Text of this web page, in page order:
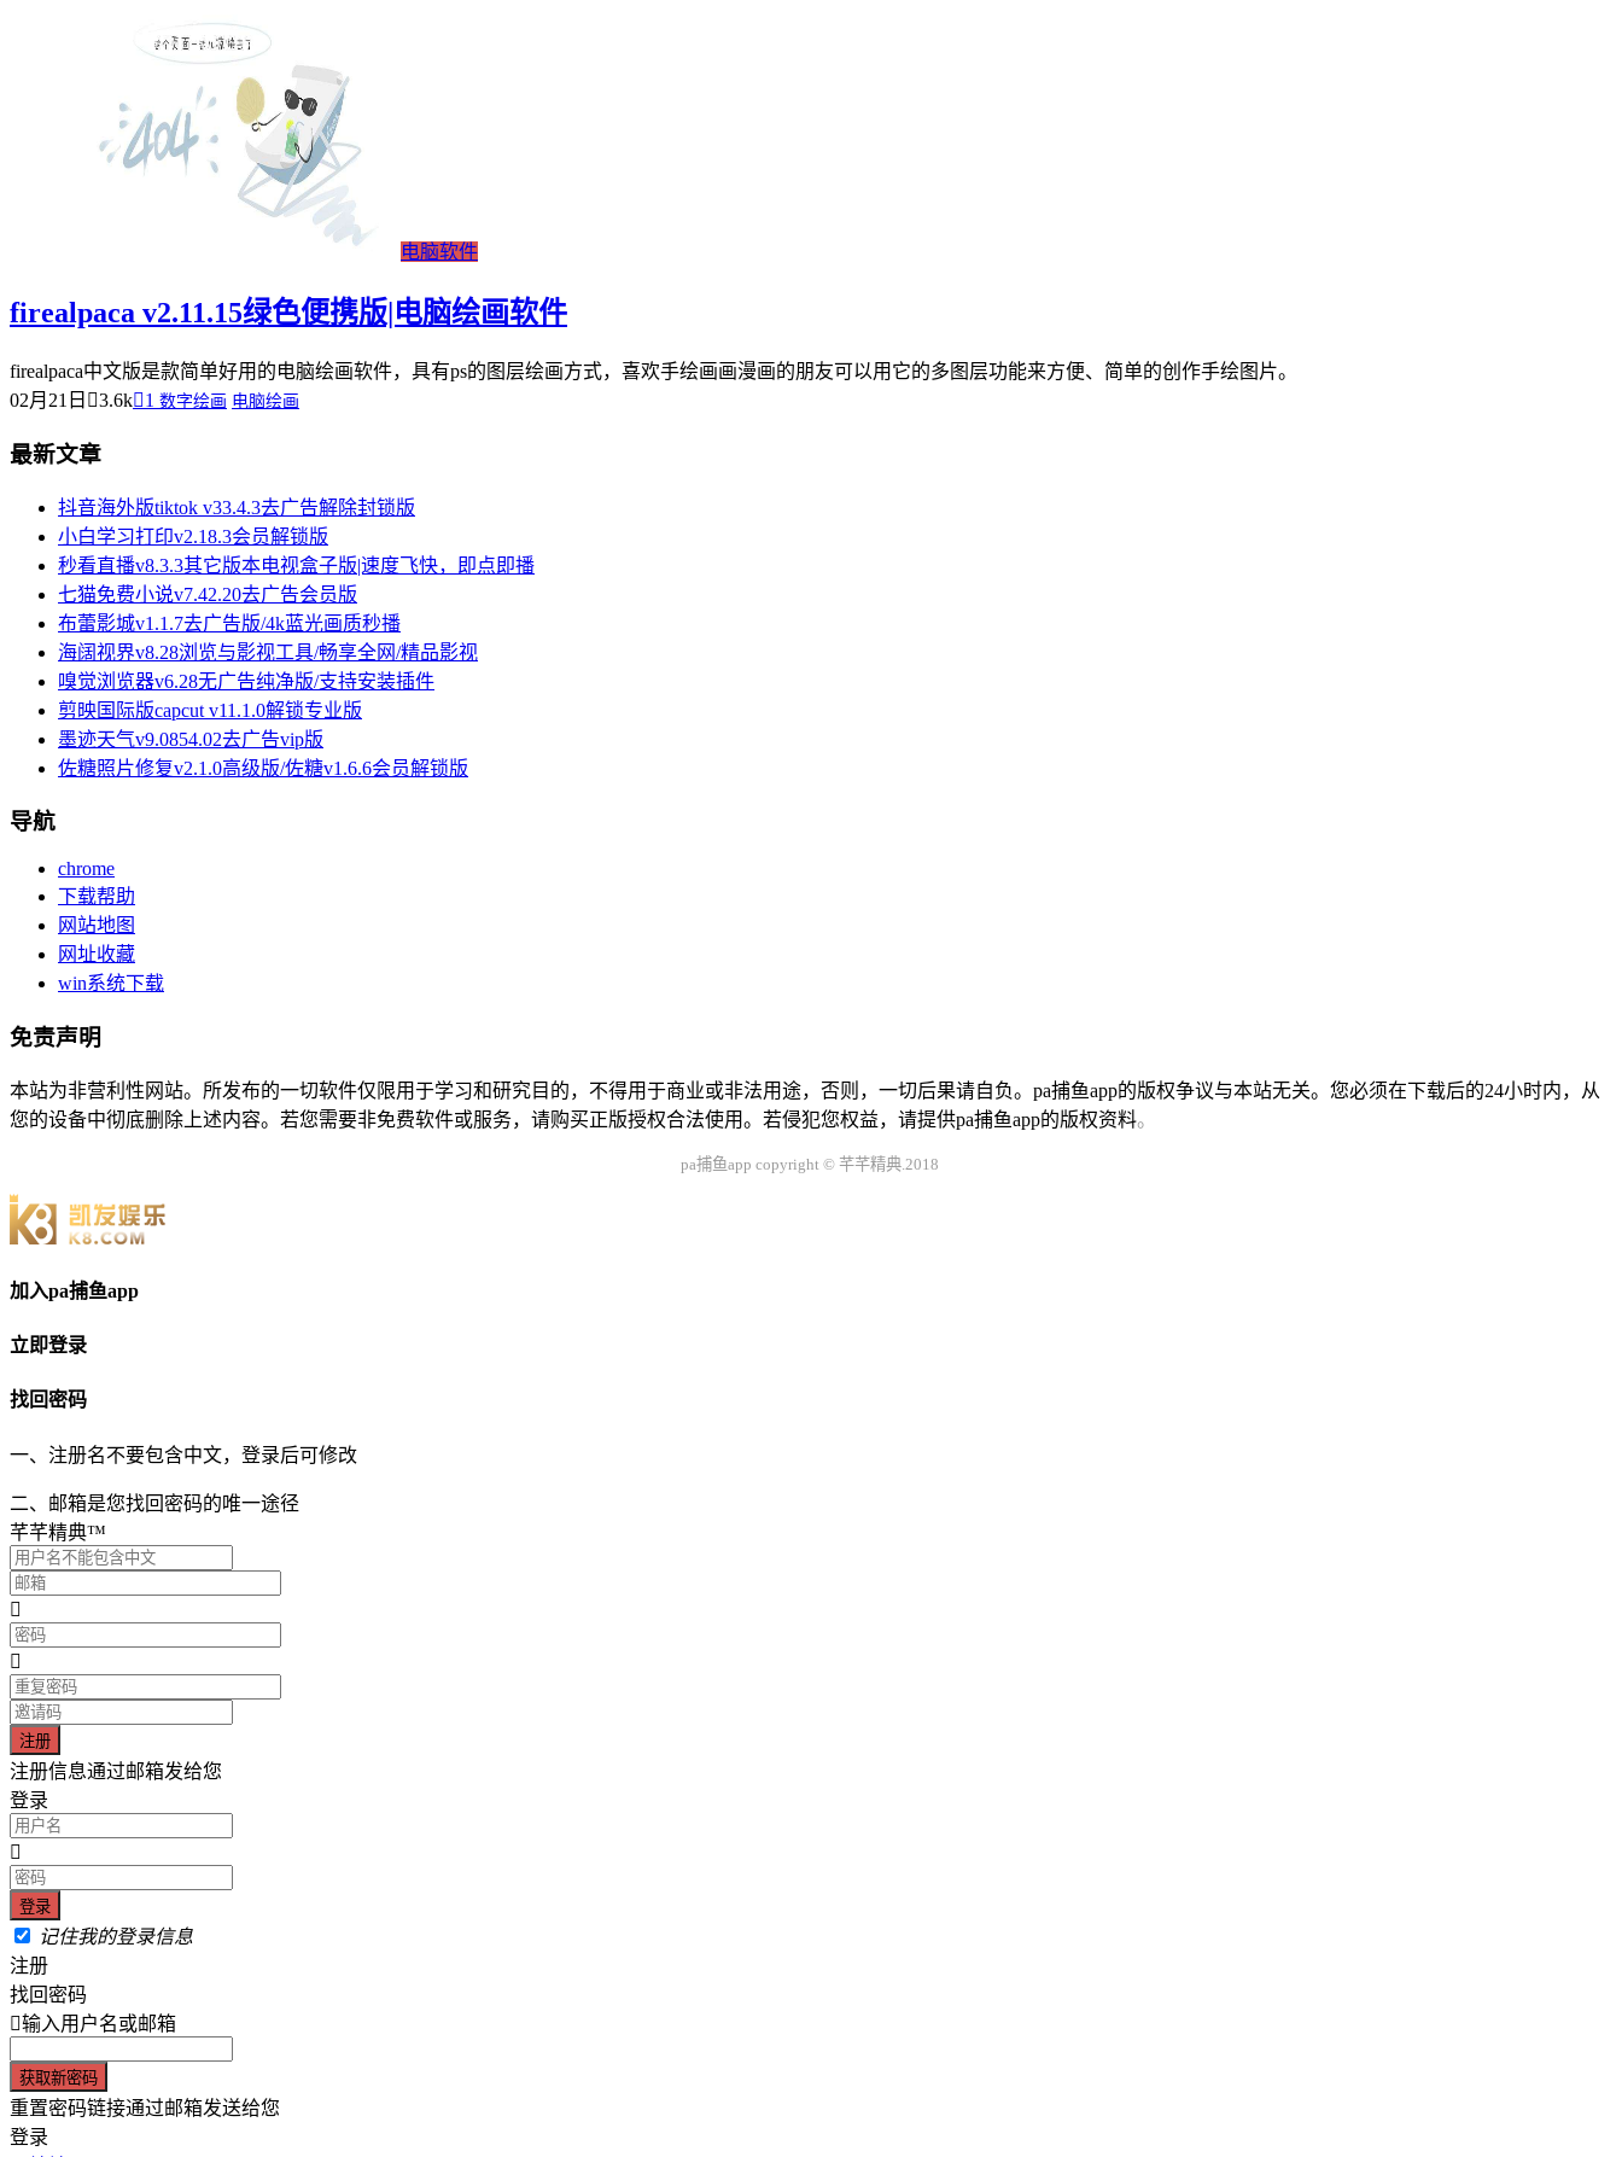
电脑软件
firealpaca v2.11.15绿色便携版|电脑绘画软件
firealpaca中文版是款简单好用的电脑绘画软件，具有ps的图层绘画方式，喜欢手绘画画漫画的朋友可以用它的多图层功能来方便、简单的创作手绘图片。
02月21日
3.6k 1 数字绘画 电脑绘画
最新文章
抖音海外版tiktok v33.4.3去广告解除封锁版
小白学习打印v2.18.3会员解锁版
秒看直播v8.3.3其它版本电视盒子版|速度飞快，即点即播
七猫免费小说v7.42.20去广告会员版
布蕾影城v1.1.7去广告版/4k蓝光画质秒播
海阔视界v8.28浏览与影视工具/畅享全网/精品影视
嗅觉浏览器v6.28无广告纯净版/支持安装插件
剪映国际版capcut v11.1.0解锁专业版
墨迹天气v9.0854.02去广告vip版
佐糖照片修复v2.1.0高级版/佐糖v1.6.6会员解锁版
导航
chrome
下载帮助
网站地图
网址收藏
win系统下载
免责声明
本站为非营利性网站。所发布的一切软件仅限用于学习和研究目的，不得用于商业或非法用途，否则，一切后果请自负。pa捕鱼app的版权争议与本站无关。您必须在下载后的24小时内，从
您的设备中彻底删除上述内容。若您需要非免费软件或服务，请购买正版授权合法使用。若侵犯您权益，请提供pa捕鱼app的版权资料。
pa捕鱼app copyright © 芊芊精典.2018
加入pa捕鱼app
立即登录
找回密码
一、注册名不要包含中文，登录后可修改
二、邮箱是您找回密码的唯一途径
芊芊精典™
注册信息通过邮箱发给您
登录
记住我的登录信息
注册
找回密码
输入用户名或邮箱
重置密码链接通过邮箱发送给您
登录